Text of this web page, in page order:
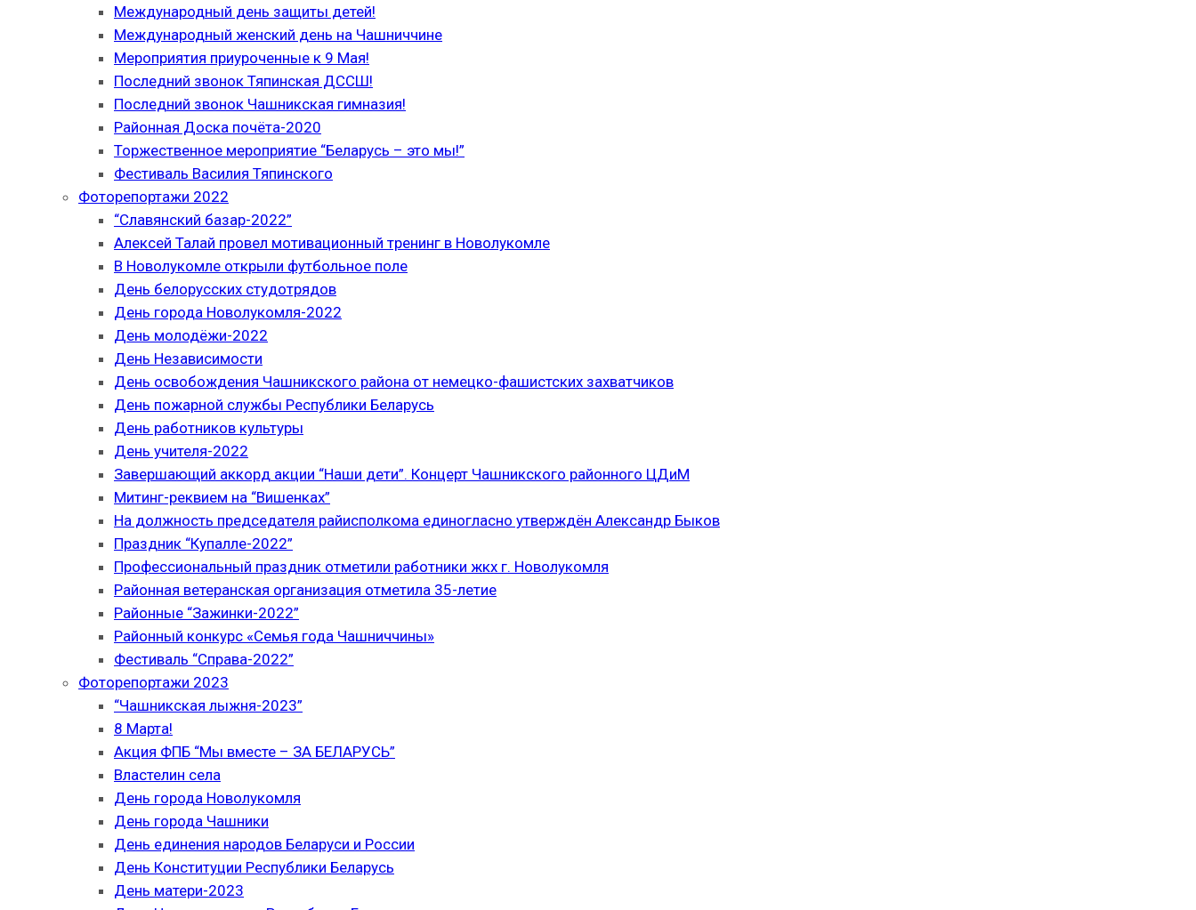
Международный день защиты детей!
Международный женский день на Чашниччине
Мероприятия приуроченные к 9 Мая!
Последний звонок Тяпинская ДССШ!
Последний звонок Чашникская гимназия!
Районная Доска почёта-2020
Торжественное мероприятие “Беларусь – это мы!”
Фестиваль Василия Тяпинского
Фоторепортажи 2022
“Славянский базар-2022”
Алексей Талай провел мотивационный тренинг в Новолукомле
В Новолукомле открыли футбольное поле
День белорусских студотрядов
День города Новолукомля-2022
День молодёжи-2022
День Независимости
День освобождения Чашникского района от немецко-фашистских захватчиков
День пожарной службы Республики Беларусь
День работников культуры
День учителя-2022
Завершающий аккорд акции “Наши дети”. Концерт Чашникского районного ЦДиМ
Митинг-реквием на “Вишенках”
На должность председателя райисполкома единогласно утверждён Александр Быков
Праздник “Купалле-2022”
Профессиональный праздник отметили работники жкх г. Новолукомля
Районная ветеранская организация отметила 35-летие
Районные “Зажинки-2022”
Районный конкурс «Семья года Чашниччины»
Фестиваль “Справа-2022”
Фоторепортажи 2023
“Чашникская лыжня-2023”
8 Марта!
Акция ФПБ “Мы вместе – ЗА БЕЛАРУСЬ”
Властелин села
День города Новолукомля
День города Чашники
День единения народов Беларуси и России
День Конституции Республики Беларусь
День матери-2023